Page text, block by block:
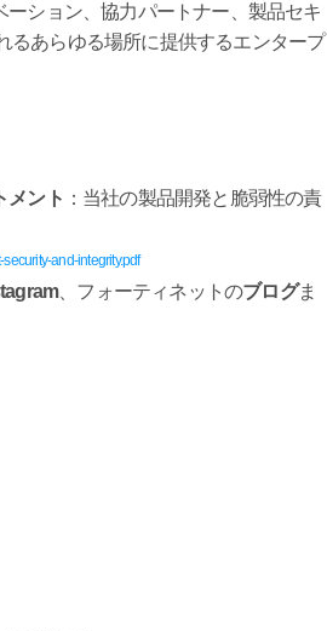
ーション、協力パートナー、製品セキ
るあらゆる場所に提供するエンタープ
メント ：当社の製品開発と脆弱性の責
and-integrity.pdf
、フォーティネットのブログま